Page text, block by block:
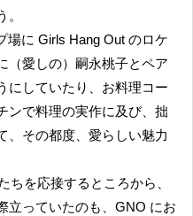
場に Girls Hang Out のロケ
（愛しの）嗣永桃子とペア
にしていたり、お料理コー
ンで料理の実作に及び、拙
、その都度、愛らしい魅力
ちを応接するところから、
立っていたのも、GNO にお